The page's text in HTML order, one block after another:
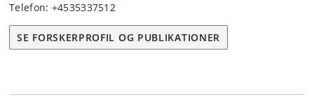
Telefon: +4535337512
SE FORSKERPROFIL OG PUBLIKATIONER